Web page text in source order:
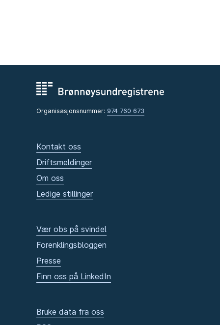
Organisasjonsnummer: 974 760 673
Kontakt oss
Driftsmeldinger
Om oss
Ledige stillinger
Vær obs på svindel
Forenklingsbloggen
Presse
Finn oss på LinkedIn
Bruke data fra oss